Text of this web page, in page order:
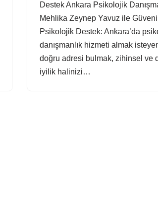
Destek Ankara Psikolojik
Mehlika Zeynep Yavuz ile
Psikolojik Destek: Ankara’da
danışmanlık hizmeti almak
doğru adresi bulmak, zihinsel ve
iyilik halinizi…